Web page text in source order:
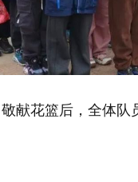
献花篮后，全体